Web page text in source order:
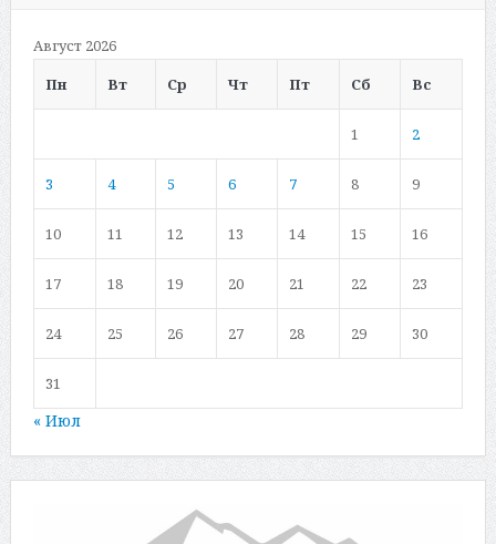
Август 2026
Пн
Вт Ср Чт Пт Сб Вс
1 2
3 4 5 6 7 8 9
10 11 12 13 14 15 16
17 18 19 20 21 22 23
24 25 26 27 28 29 30
31
« Июл